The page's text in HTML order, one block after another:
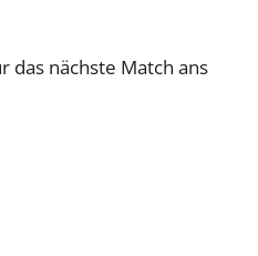
das nächste Match ans